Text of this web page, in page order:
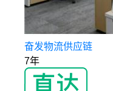
奋发物流供应链
7年